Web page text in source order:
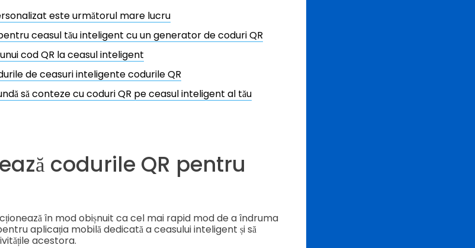
este următorul mare lucru
ceasul tău inteligent cu un generator de coduri QR
cod QR la ceasul inteligent
de ceasuri inteligente codurile QR
să conteze cu coduri QR pe ceasul inteligent al tău
codurile QR pentru
în mod obișnuit ca cel mai rapid mod de a îndruma
aplicația mobilă dedicată a ceasului inteligent și să
acestora.